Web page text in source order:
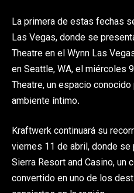
La primera de estas fechas
Las Vegas, donde se
Theatre en el Wynn Las
en Seattle, WA, el miércoles
Theatre, un espacio
ambiente íntimo.
Kraftwerk continuará su
viernes 11 de abril, donde se
Sierra Resort and Casino, un
convertido en uno de los